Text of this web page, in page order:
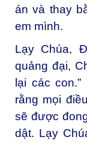
án và thay
em mình.
Lạy Chúa,
quảng đại,
lại các
rằng mọi
sẽ được
dật. Lạy